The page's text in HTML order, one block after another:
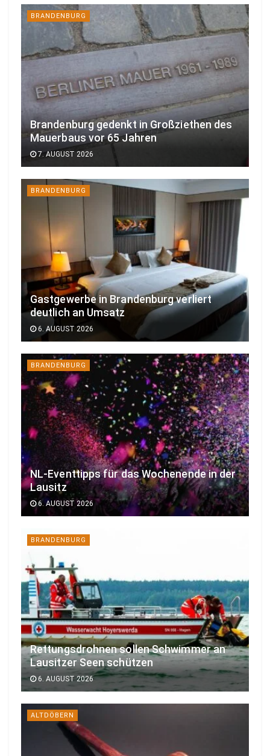
BRANDENBURG
Brandenburg gedenkt in Großziethen des
Mauerbaus vor 65 Jahren
7. AUGUST 2026
BRANDENBURG
Gastgewerbe in Brandenburg verliert
deutlich an Umsatz
6. AUGUST 2026
BRANDENBURG
NL-Eventtipps für das Wochenende in der
Lausitz
6. AUGUST 2026
BRANDENBURG
Rettungsdrohnen sollen Schwimmer an
Lausitzer Seen schützen
6. AUGUST 2026
ALTDÖBERN